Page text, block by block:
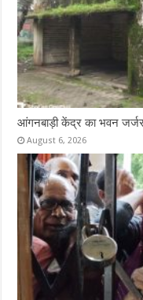
आंगनबाड़ी केंद्र का भवन
August 6, 2026